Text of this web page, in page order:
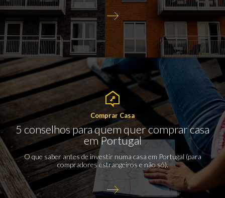
Comprar Casa
5 conselhos para quem quer comprar casa
em Portugal
O que saber antes de investir numa casa em Portugal (para
compradores estrangeiros e não só).